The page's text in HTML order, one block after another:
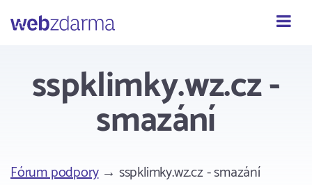
Webzdarma
sspklimky.wz.cz -
smazání
Fórum podpory→ sspklimky.wz.cz - smazání